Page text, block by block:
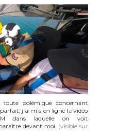
polémique concernant
j’ai mis en ligne la vidéo
dans laquelle on voit
devant moi. (visible sur